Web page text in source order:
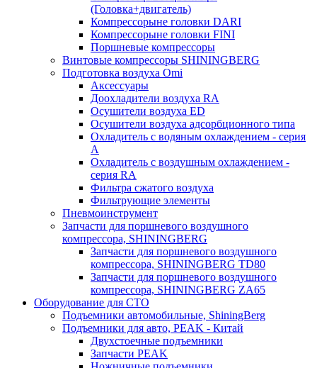
(Головка+двигатель)
Компрессорыне головки DARI
Компрессорыне головки FINI
Поршневые компрессоры
Винтовые компрессоры SHININGBERG
Подготовка воздуха Omi
Аксессуары
Доохладители воздуха RA
Осушители воздуха ED
Осушители воздуха адсорбционного типа
Охладитель с водяным охлаждением - серия
A
Охладитель с воздушным охлаждением -
серия RA
Фильтра сжатого воздуха
Фильтрующие элементы
Пневмоинструмент
Запчасти для поршневого воздушного
компрессора, SHININGBERG
Запчасти для поршневого воздушного
компрессора, SHININGBERG TD80
Запчасти для поршневого воздушного
компрессора, SHININGBERG ZA65
Оборудование для СТО
Подъемники автомобильные, ShiningBerg
Подъемники для авто, PEAK - Китай
Двухстоечные подъемники
Запчасти PEAK